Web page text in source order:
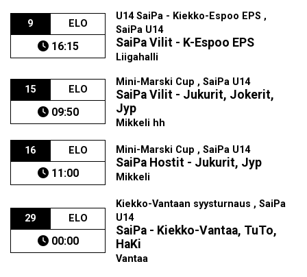
9 ELO
16:15
U14 SaiPa - Kiekko-Espoo EPS ,
SaiPa U14
SaiPa Vilit - K-Espoo EPS
Liigahalli
15 ELO
09:50
Mini-Marski Cup , SaiPa U14
SaiPa Vilit - Jukurit, Jokerit,
Jyp
Mikkeli hh
16 ELO
11:00
Mini-Marski Cup , SaiPa U14
SaiPa Hostit - Jukurit, Jyp
Mikkeli
29 ELO
00:00
Kiekko-Vantaan syysturnaus , SaiPa
U14
SaiPa - Kiekko-Vantaa, TuTo,
HaKi
Vantaa